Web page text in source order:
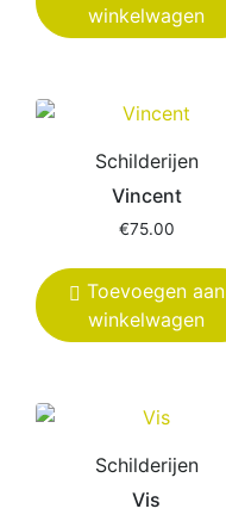
winkelwagen
Schilderijen
Vincent
€75.00
Toevoegen aan
winkelwagen
Schilderijen
Vis